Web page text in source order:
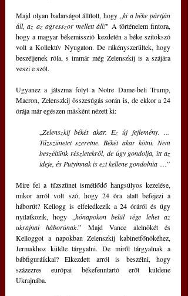
Majd olyan badarságot állított, hogy „ki a béke pártján
áll, az az agresszor mellett áll!" A történelem fintora,
hogy a magyar békemisszió kezdetén a béke szitokszó
volt a Kollektív Nyugaton. De rákényszerültek, hogy
beszéljenek róla, s immár még Zelenszkij is a szájára
veszi e szót.
Ugyanez a játszma folyt a Notre Dame-beli Trump,
Macron, Zelenszkij összesúgás során is, de ekkor a 24
órája már egészen másként nézett ki:
„Zelenszkij békét akar. Ez új fejlemény. …
Tűzszünetet szeretne. Békét akar kötni. Nem
beszéltünk részletekről, de úgy gondolja, itt az
ideje, és Putyinnak is ezt kellene gondolnia
Mire fel a tűzszünet ismétlődő hangsúlyos kezelése,
mikor arról volt szó, hogy 24 óra alatt befejezi a
háborút? Kellogg is elfeledkezik a 24 óráról és úgy
nyilatkozik, hogy „hónapokon belül vége lehet az
ukrajnai háborúnak.” Majd Vance alelnökét és
Kelloggot a napokban Zelenszkij kabinetfőnökéhez,
Jermakhoz küldte tárgyalni. De miről tárgyalnak a
bábfiguráikkal? Elkezdett arról is beszélni, hogy
százezres európai békefenntartó erőt küldene
Ukrajnába.